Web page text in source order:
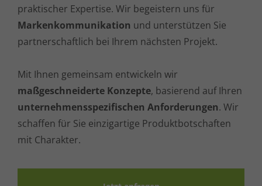
praktischer Expertise. Wir begeistern uns für
Markenkommunikation und unterstützen Sie
partnerschaftlich bei Ihrem nächsten Projekt.
Mit Ihnen gemeinsam entwickeln wir
maßgeschneiderte Konzepte, basierend auf Ihren
unternehmensspezifischen Anforderungen. Wir
schaffen für Sie einzigartige Produktbotschaften
mit Charakter.